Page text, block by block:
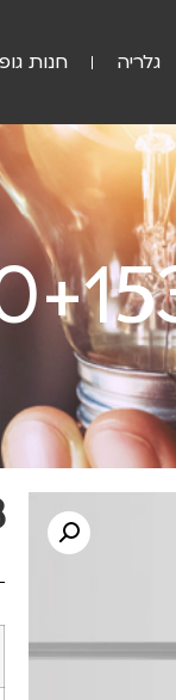
גלריה חנות